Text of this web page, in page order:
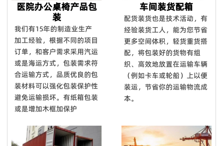
医院办公桌椅产品包
装
我们有15年的制造业生产
加工经验，根据不同的项目
订单，和客户需求采用汽运
或是海运方式，包装需求符
合运输方式，品质优良的包
装材料可以强化包装保护性
避免运输损坏。有纸箱包装
或是增加木框加保护
车间装货配箱
配货装货也是技术活动，有
经验装货工人，能为您节省
更多空间体积，轻货重货搭
配，将包装好的货物有组
织、高效地放置在运输车辆
（例如卡车或轮船）上以便
装运，节省你的运输物流成
本。